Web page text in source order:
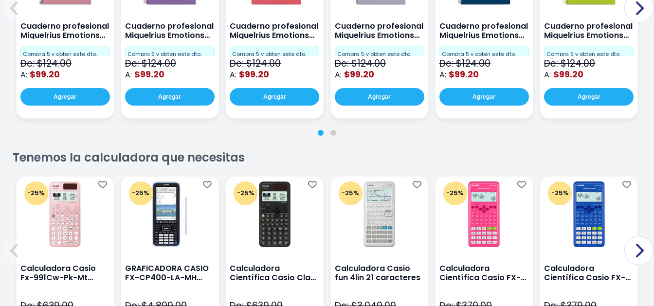
Cuaderno profesional
Miquelrius Emotions
Cuadro Chico 80
hojas Rosa
Compra 5 y obten este dto.
De: $124.00
A: $99.20
Agregar
Cuaderno profesional
Miquelrius Emotions
raya 80 hojas Purpura
Compra 5 y obten este dto.
De: $124.00
A: $99.20
Agregar
Cuaderno profesional
Miquelrius Emotions
raya 80 hojas Coral
Compra 5 y obten este dto.
De: $124.00
A: $99.20
Agregar
Cuaderno profesional
Miquelrius Emotions
raya 80 hojas Gris
Compra 5 y obten este dto.
De: $124.00
A: $99.20
Agregar
Cuaderno profesional
Miquelrius Emotions
Dots 80 hojas
Compra 5 y obten este dto.
De: $124.00
A: $99.20
Agregar
Cuaderno profesional
Miquelrius Emotions
Dots 80 hojas Lima
Compra 5 y obten este dto.
De: $124.00
A: $99.20
Agregar
Tenemos la calculadora que necesitas
-25%
Calculadora Casio
Fx-991Cw-Pk-Mt
-25%
GRAFICADORA CASIO
FX-CP400-LA-MH
-25%
Calculadora
Científica Casio Class
-25%
Calculadora Casio
fun 4lin 21 caracteres
-25%
Calculadora
Científica Casio FX-
-25%
Calculadora
Científica Casio FX-